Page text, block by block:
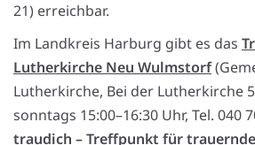
21) erreichbar.
Im Landkreis Harburg gibt es das
Lutherkirche Neu Wulmstorf
Lutherkirche, Bei der Lutherkirche
sonntags 15:00–16:30 Uhr, Tel. 040
traudich – Treffpunkt für